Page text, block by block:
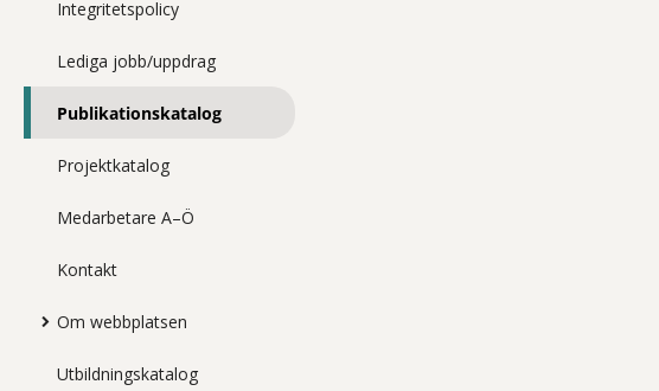
Integritetspolicy
Lediga jobb/uppdrag
Publikationskatalog
Projektkatalog
Medarbetare A–Ö
Kontakt
Om webbplatsen
Utbildningskatalog